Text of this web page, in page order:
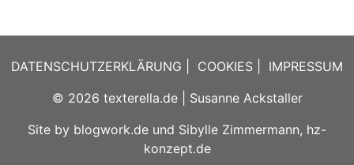
DATENSCHUTZERKLÄRUNG COOKIES
IMPRESSUM
© 2026 texterella.de| Susanne Ackstaller
Site by blogwork.de und Sibylle Zimmermann, hz-
konzept.de